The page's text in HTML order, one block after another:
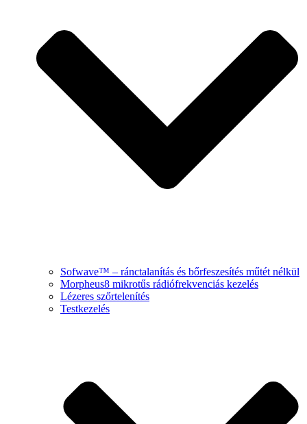
Sofwave™ – ránctalanítás és bőrfeszesítés műtét nélkül
Morpheus8 mikrotűs rádiófrekvenciás kezelés
Lézeres szőrtelenítés
Testkezelés